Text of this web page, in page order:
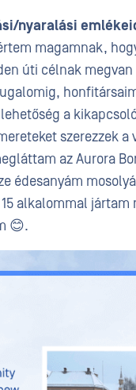
nyaralási
magamnak,
úti célnak
a
szerezzek
az Aurora
édesanyám
alkalommal
😊.